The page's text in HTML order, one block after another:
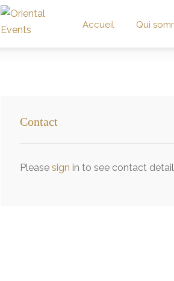
Accueil Qui
Contact
Please sign in to see contact